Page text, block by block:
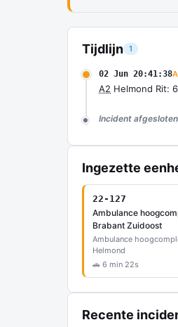
Tijdlijn 1
02 Jun 20:41:38
A2 Helmond Rit:
Incident
Ingezette
22-127
Ambulance
Brabant Zuidoost
Ambulance
Helmond
🚗 6 min 22s
Recente